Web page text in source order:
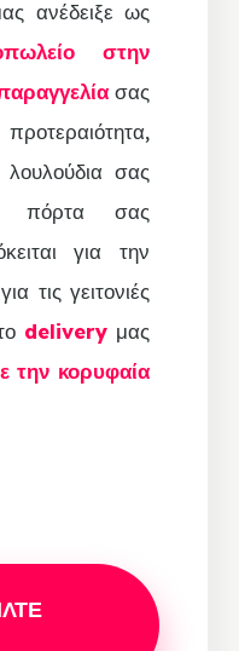
ανέδειξε ως
στην
σας
λουλούδια σας
πόρτα σας
για την
τις γειτονιές
delivery μας
την κορυφαία